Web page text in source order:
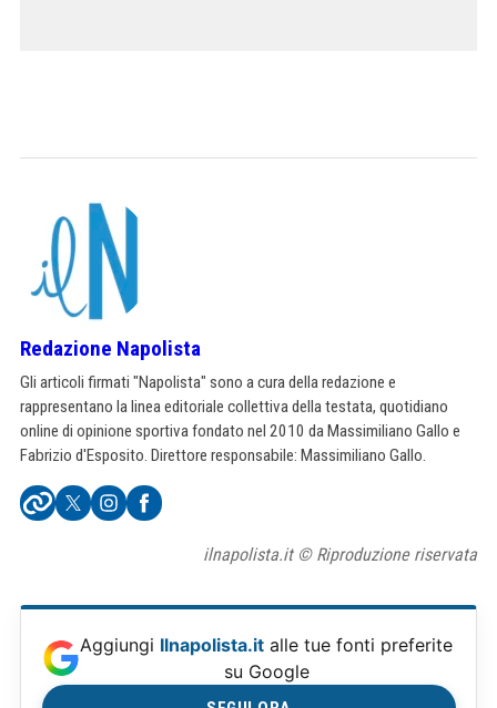
Redazione Napolista
Gli articoli firmati "Napolista" sono a cura della redazione e
rappresentano la linea editoriale collettiva della testata, quotidiano
online di opinione sportiva fondato nel 2010 da Massimiliano Gallo e
Fabrizio d'Esposito. Direttore responsabile: Massimiliano Gallo.
ilnapolista.it © Riproduzione riservata
Aggiungi Ilnapolista.it alle tue fonti preferite
su Google